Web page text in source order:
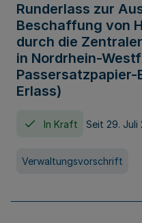
Runderlass zur
Beschaffung von
durch die
in Nordrhein-
Passersatzpapier-
Erlass)
In Kraft Seit 29. Juli
Verwaltungsvorschrift